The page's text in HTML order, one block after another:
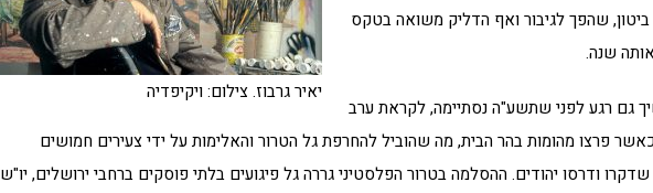
יאיר גרבוז. צילום: ויקיפדיה
ביטון, שהפך לגיבור ואף הדליק משואה בטקס
שנה.
גם רגע לפני שתשע"ה נסתיימה, לקראת ערב
פרצו מהומות בהר הבית, מה שהוביל להחרפת גל הטרור והאלימות על ידי צעירים חמושים
ודרסו יהודים. ההסלמה בטרור הפלסטיני גררה גל פיגועים בלתי פוסקים ברחבי ירושלים, יו"ש